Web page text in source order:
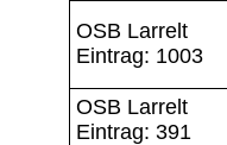
OSB Larrelt
Eintrag: 1003
OSB Larrelt
Eintrag: 391